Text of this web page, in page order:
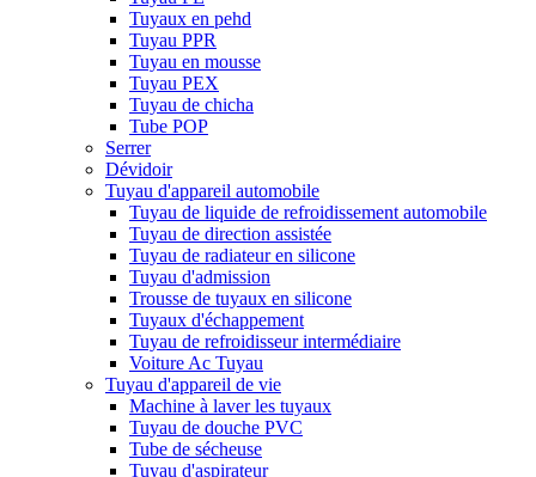
Tuyaux en pehd
Tuyau PPR
Tuyau en mousse
Tuyau PEX
Tuyau de chicha
Tube POP
Serrer
Dévidoir
Tuyau d'appareil automobile
Tuyau de liquide de refroidissement automobile
Tuyau de direction assistée
Tuyau de radiateur en silicone
Tuyau d'admission
Trousse de tuyaux en silicone
Tuyaux d'échappement
Tuyau de refroidisseur intermédiaire
Voiture Ac Tuyau
Tuyau d'appareil de vie
Machine à laver les tuyaux
Tuyau de douche PVC
Tube de sécheuse
Tuyau d'aspirateur